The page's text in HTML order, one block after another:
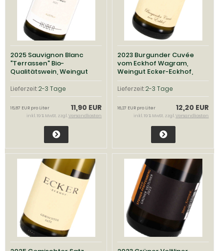
2025 Sauvignon Blanc
"Terrassen" Bio-
Qualitätswein, Weingut
Markus Huber, Traisental
Lieferzeit:2-3 Tage
11,90 EUR
15,87 EUR pro Liter
inkl. 19 % MwSt. zzgl.Versandkosten
2023 Burgunder Cuvée
vom Eckhof Wagram,
Weingut Ecker-Eckhof,
Kirchberg am Wagram
Lieferzeit:2-3 Tage
12,20 EUR
16,27 EUR pro Liter
inkl. 19 % MwSt. zzgl.Versandkosten